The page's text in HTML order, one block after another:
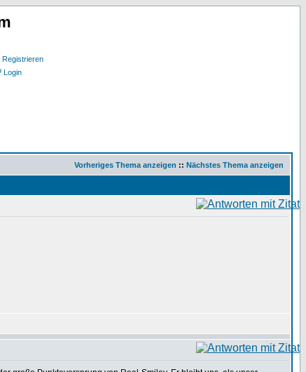
Registrieren
Login
Vorheriges Thema anzeigen :: Nächstes Thema anzeigen